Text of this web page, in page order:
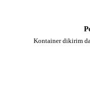
Kontainer dikirim